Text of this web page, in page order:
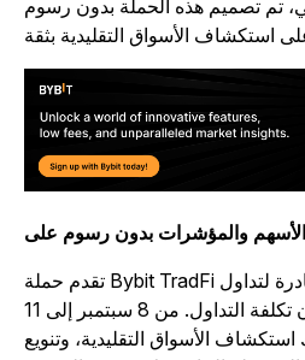
تصميم هذه الحملة بدون رسوم
تقدم حملة Bybit TradFi بدون رسوم فرصة نادرة لتداول
الأسهم والمؤشرات بدون تكلفة التداول. من 8 سبتمبر إلى 11
استكشاف الأسواق التقليدية، وتنويع